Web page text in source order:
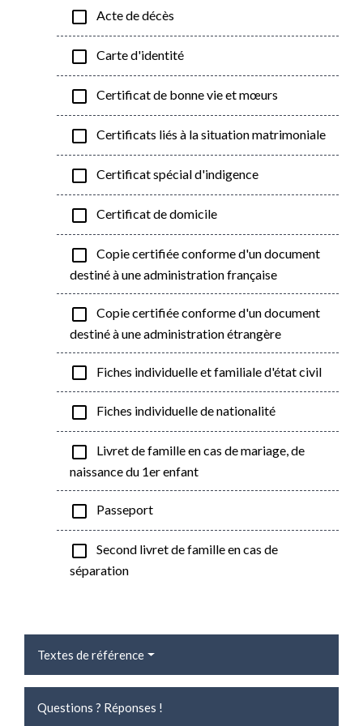
check_box_outline_blank Acte de décès
check_box_outline_blank Carte d'identité
check_box_outline_blank Certificat de bonne vie et mœurs
check_box_outline_blank Certificats liés à la situation matrimoniale
check_box_outline_blank Certificat spécial d'indigence
check_box_outline_blank Certificat de domicile
check_box_outline_blank
Copie certifiée conforme d'un document
destiné à une administration française
check_box_outline_blank
Copie certifiée conforme d'un document
destiné à une administration étrangère
check_box_outline_blank Fiches individuelle et familiale d'état civil
check_box_outline_blank Fiches individuelle de nationalité
check_box_outline_blank
Livret de famille en cas de mariage, de
naissance du 1er enfant
check_box_outline_blank Passeport
check_box_outline_blank
Second livret de famille en cas de
séparation
Textes de référence
Questions ? Réponses !